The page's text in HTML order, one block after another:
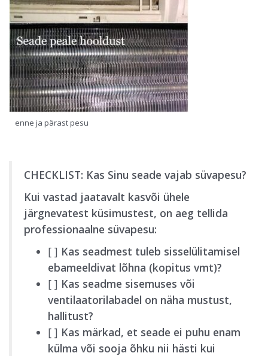
enne ja pärast pesu
CHECKLIST: Kas Sinu seade vajab süvapesu?
Kui vastad jaatavalt kasvõi ühele
järgnevatest küsimustest, on aeg tellida
professionaalne süvapesu:
[ ] Kas seadmest tuleb sisselülitamisel
ebameeldivat lõhna (kopitus vmt)?
[ ] Kas seadme sisemuses või
ventilaatorilabadel on näha mustust,
hallitust?
[ ] Kas märkad, et seade ei puhu enam
külma või sooja õhku nii hästi kui